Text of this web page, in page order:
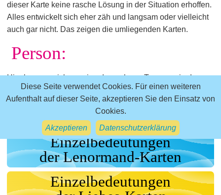
Diese Seite verwendet Cookies. Für einen weiteren
Aufenthalt auf dieser Seite, akzeptieren Sie den Einsatz von
Cookies.
Akzeptieren Datenschutzerklärung
dieser Karte keine rasche Lösung in der Situation erhoffen.
Alles entwickelt sich eher zäh und langsam oder vielleicht
auch gar nicht. Das zeigen die umliegenden Karten.
Person:
Hier kann es sich um ein oder mehrere Teenager in der
Beziehung handeln. Die umliegenden Karten geben
nähere Auskunft darüber.
zurück zur Übersicht aller 36 Liebeskarten
Einzelbedeutungen
der Lenormand-Karten
Einzelbedeutungen